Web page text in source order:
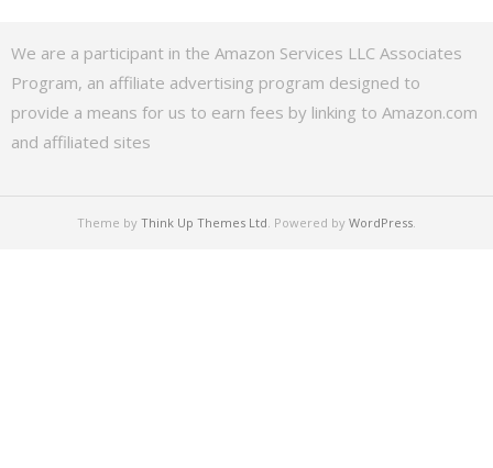
We are a participant in the Amazon Services LLC Associates
Program, an affiliate advertising program designed to
provide a means for us to earn fees by linking to Amazon.com
and affiliated sites
Theme by Think Up Themes Ltd. Powered by WordPress.